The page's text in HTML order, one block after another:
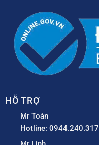
HỖ TRỢ
Mr Toàn
Hotline: 0944.240.317